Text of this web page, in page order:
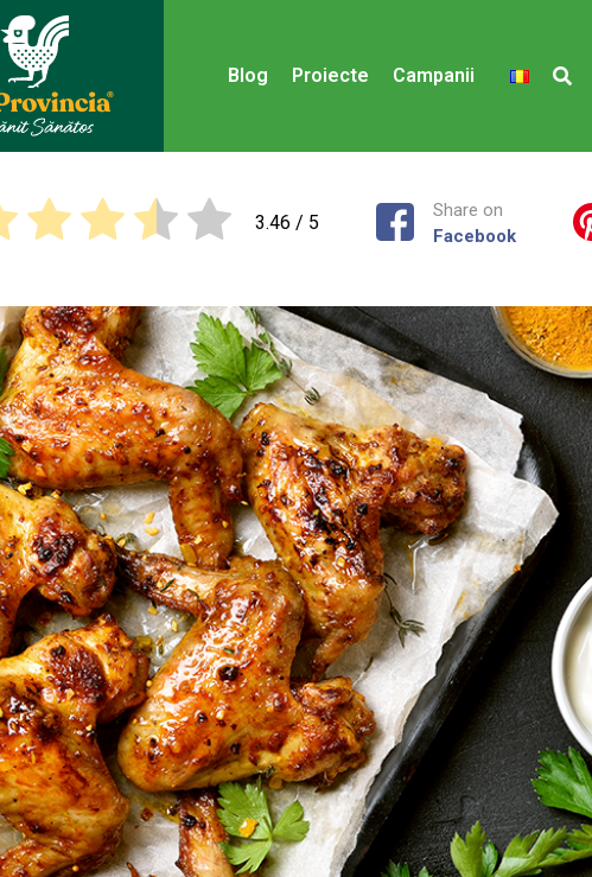
Blog Proiecte Campanii
3.46 / 5
Share on
Facebook